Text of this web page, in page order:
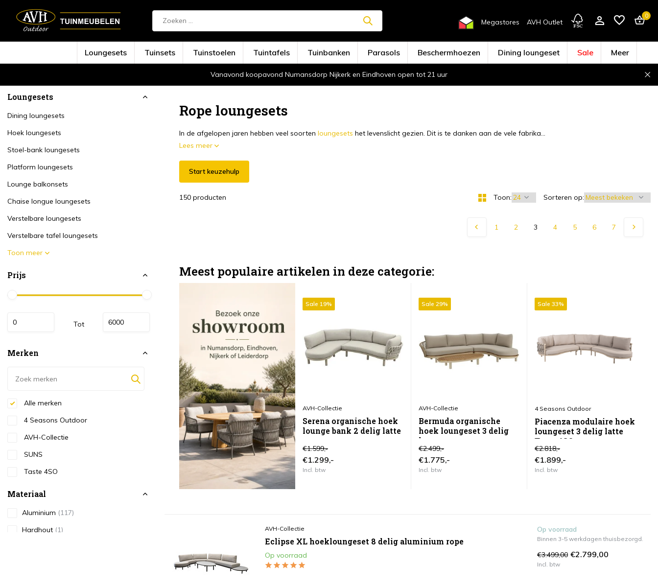
Megastores AVH Outlet
0
Loungesets Tuinsets Tuinstoelen Tuintafels Tuinbanken Parasols Beschermhoezen Dining loungeset Sale Meer
Vanavond koopavond Numansdorp Nijkerk en Eindhoven open tot 21 uur
Loungesets
Dining loungesets
Hoek loungesets
Stoel-bank loungesets
Platform loungesets
Lounge balkonsets
Chaise longue loungesets
Verstelbare loungesets
Verstelbare tafel loungesets
Toon meer
Prijs
Tot
Merken
Alle merken
4 Seasons Outdoor
AVH-Collectie
SUNS
Taste 4SO
Materiaal
Aluminium (117)
Hardhout (1)
Rope loungesets
In de afgelopen jaren hebben veel soorten loungesets het levenslicht gezien. Dit is te danken aan de vele fabrika...
Lees meer
Start keuzehulp
150 producten Toon: Sorteren op:
1 2 3 4 5 6 7
Meest populaire artikelen in deze categorie:
Sale 19%
AVH-Collectie
Serena organische hoek
lounge bank 2 delig latte
€1.599,-
€1.299,-
Incl. btw
Sale 29%
AVH-Collectie
Bermuda organische
hoek loungeset 3 delig
latte
€2.499,-
€1.775,-
Incl. btw
Sale 33%
4 Seasons Outdoor
Piacenza modulaire hoek
loungeset 3 delig latte
Taste 4SO
€2.818,-
€1.899,-
Incl. btw
AVH-Collectie
Eclipse XL hoekloungeset 8 delig aluminium rope
Op voorraad
Op voorraad
Binnen 3-5 werkdagen thuisbezorgd.
€3.499,00 €2.799,00
Incl. btw